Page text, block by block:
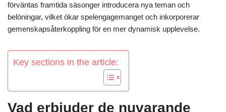
förväntas framtida säsonger introducera nya teman och
belöningar, vilket ökar spelengagemanget och inkorporerar
gemenskapsåterkoppling för en mer dynamisk upplevelse.
Key sections in the article:
Vad erbjuder de nuvarande